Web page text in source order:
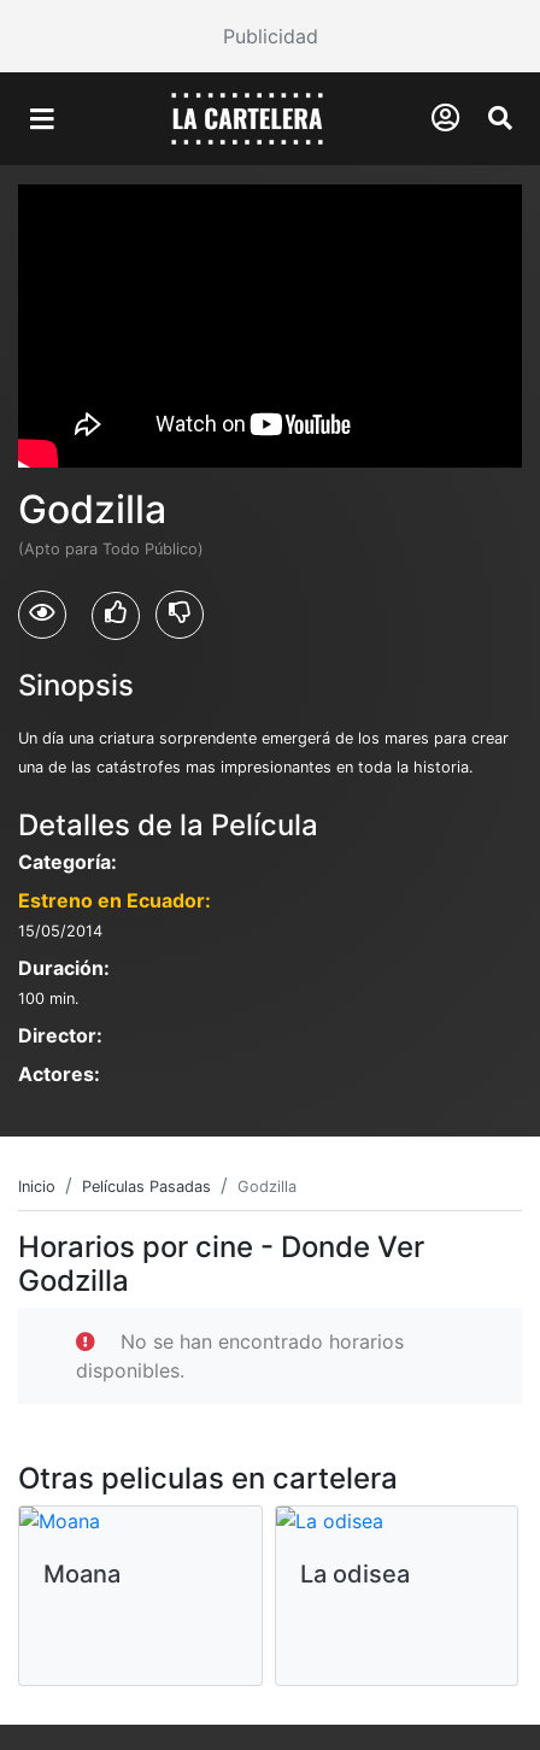
Publicidad
Godzilla
(Apto para Todo Público)
Sinopsis
Un día una criatura sorprendente emergerá de los mares para crear
una de las catástrofes mas impresionantes en toda la historia.
Detalles de la Película
Categoría:
Estreno en Ecuador:
15/05/2014
Duración:
100 min.
Director:
Actores:
Inicio Películas Pasadas Godzilla
Horarios por cine - Donde Ver
Godzilla
No se han encontrado horarios
disponibles.
Otras peliculas en cartelera
Moana La odisea